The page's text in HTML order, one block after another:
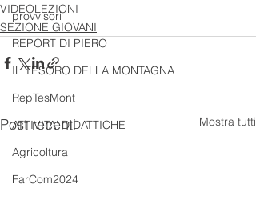
provvisori
REPORT DI PIERO
IL TESORO DELLA MONTAGNA
RepTesMont
ATTIVITA' DIDATTICHE
Agricoltura
FarCom2024
VIDEOLEZIONI
SEZIONE GIOVANI
Post recenti Mostra tutti